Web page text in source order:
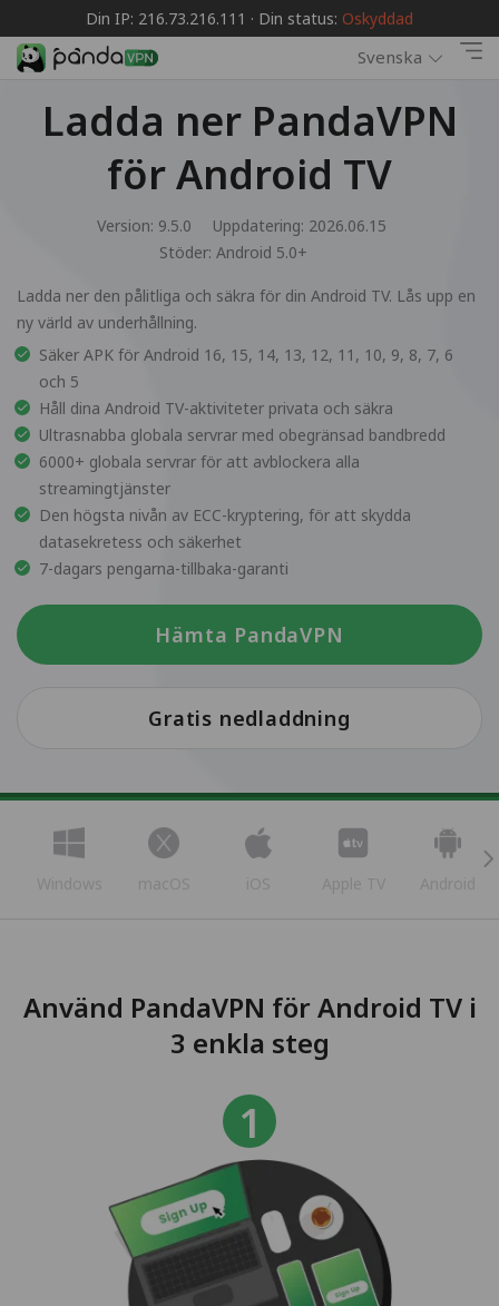
Din IP: 216.73.216.111 · Din status: Oskyddad
Svenska
Ladda ner PandaVPN
för Android TV
Version: 9.5.0
Uppdatering: 2026.06.15
Stöder: Android 5.0+
Ladda ner den pålitliga och säkra för din Android TV. Lås upp en
ny värld av underhållning.
Säker APK för Android 16, 15, 14, 13, 12, 11, 10, 9, 8, 7, 6
och 5
Håll dina Android TV-aktiviteter privata och säkra
Ultrasnabba globala servrar med obegränsad bandbredd
6000+ globala servrar för att avblockera alla
streamingtjänster
Den högsta nivån av ECC-kryptering, för att skydda
datasekretess och säkerhet
7-dagars pengarna-tillbaka-garanti
Hämta PandaVPN
Gratis nedladdning
Windows macOS iOS Apple TV Android
Använd PandaVPN för Android TV i
3 enkla steg